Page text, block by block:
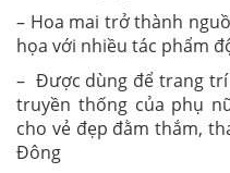
– Hoa mai trở thành
họa với nhiều tác phẩm
– Được dùng để trang trí
truyền thống của phụ
cho vẻ đẹp đằm thắm,
Đông